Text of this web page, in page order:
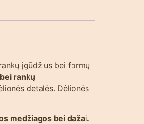
įgūdžius bei formų
rankų
detalės. Dėlionės
medžiagos bei dažai.